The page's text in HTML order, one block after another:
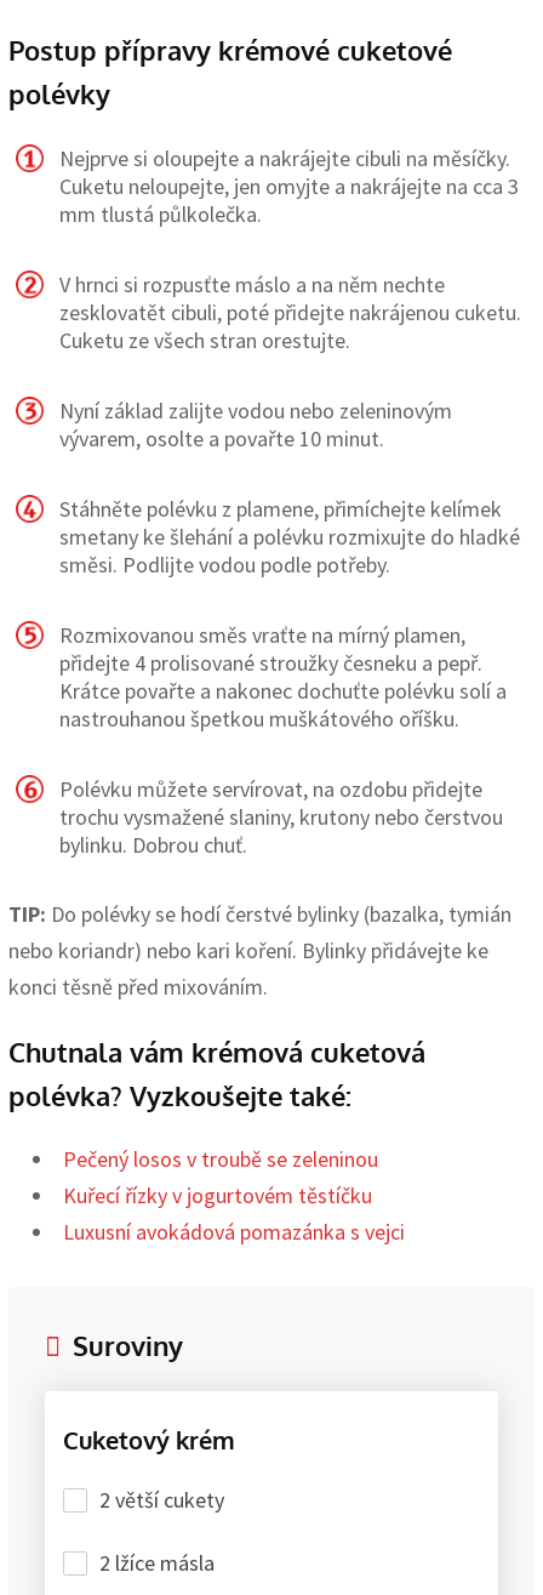
Postup přípravy krémové cuketové
polévky
Nejprve si oloupejte a nakrájejte cibuli na měsíčky.
Cuketu neloupejte, jen omyjte a nakrájejte na cca 3
mm tlustá půlkolečka.
V hrnci si rozpusťte máslo a na něm nechte
zesklovatět cibuli, poté přidejte nakrájenou cuketu.
Cuketu ze všech stran orestujte.
Nyní základ zalijte vodou nebo zeleninovým
vývarem, osolte a povařte 10 minut.
Stáhněte polévku z plamene, přimíchejte kelímek
smetany ke šlehání a polévku rozmixujte do hladké
směsi. Podlijte vodou podle potřeby.
Rozmixovanou směs vraťte na mírný plamen,
přidejte 4 prolisované stroužky česneku a pepř.
Krátce povařte a nakonec dochuťte polévku solí a
nastrouhanou špetkou muškátového oříšku.
Polévku můžete servírovat, na ozdobu přidejte
trochu vysmažené slaniny, krutony nebo čerstvou
bylinku. Dobrou chuť.
TIP: Do polévky se hodí čerstvé bylinky (bazalka, tymián
nebo koriandr) nebo kari koření. Bylinky přidávejte ke
konci těsně před mixováním.
Chutnala vám krémová cuketová
polévka? Vyzkoušejte také:
Pečený losos v troubě se zeleninou
Kuřecí řízky v jogurtovém těstíčku
Luxusní avokádová pomazánka s vejci
Suroviny
Cuketový krém
2 větší cukety
2 lžíce másla